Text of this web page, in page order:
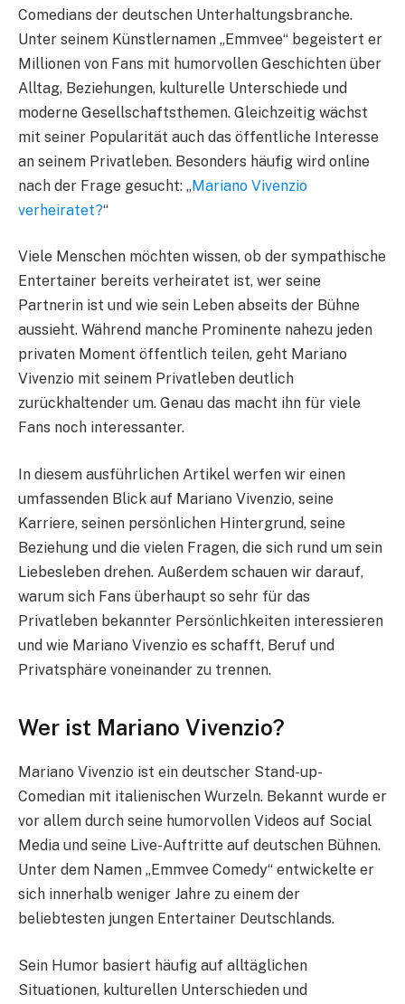
Comedians der deutschen Unterhaltungsbranche.
Unter seinem Künstlernamen „Emmvee“ begeistert er
Millionen von Fans mit humorvollen Geschichten über
Alltag, Beziehungen, kulturelle Unterschiede und
moderne Gesellschaftsthemen. Gleichzeitig wächst
mit seiner Popularität auch das öffentliche Interesse
an seinem Privatleben. Besonders häufig wird online
nach der Frage gesucht: „Mariano Vivenzio
verheiratet?“
Viele Menschen möchten wissen, ob der sympathische
Entertainer bereits verheiratet ist, wer seine
Partnerin ist und wie sein Leben abseits der Bühne
aussieht. Während manche Prominente nahezu jeden
privaten Moment öffentlich teilen, geht Mariano
Vivenzio mit seinem Privatleben deutlich
zurückhaltender um. Genau das macht ihn für viele
Fans noch interessanter.
In diesem ausführlichen Artikel werfen wir einen
umfassenden Blick auf Mariano Vivenzio, seine
Karriere, seinen persönlichen Hintergrund, seine
Beziehung und die vielen Fragen, die sich rund um sein
Liebesleben drehen. Außerdem schauen wir darauf,
warum sich Fans überhaupt so sehr für das
Privatleben bekannter Persönlichkeiten interessieren
und wie Mariano Vivenzio es schafft, Beruf und
Privatsphäre voneinander zu trennen.
Wer ist Mariano Vivenzio?
Mariano Vivenzio ist ein deutscher Stand-up-
Comedian mit italienischen Wurzeln. Bekannt wurde er
vor allem durch seine humorvollen Videos auf Social
Media und seine Live-Auftritte auf deutschen Bühnen.
Unter dem Namen „Emmvee Comedy“ entwickelte er
sich innerhalb weniger Jahre zu einem der
beliebtesten jungen Entertainer Deutschlands.
Sein Humor basiert häufig auf alltäglichen
Situationen, kulturellen Unterschieden und